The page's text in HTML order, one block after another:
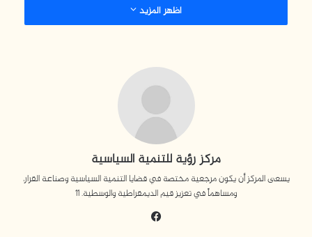
لمدينة غزة والغرفة التجارية لمدينة إسطنبول، وشارك في
نشط الحصري من خلال الغرفة التجارية في تقديم منح
دراسية داخلية وخارجية لطلبة الجامعات، كما ساهم خلال
جائحة كورونا في تزويد عدة مراكز للحجر الصحي بالمستلزمات
المطلوبة للمحجورين، كما أنَّه انخرط في المجال المؤسساتي؛
والرئيس الفخري لجمعية الشعراء والمثقفين العرب، وعضو
الجمعية العمومية لجمعية مرضى السرطان، ورئيس الشؤون
اظهر المزيد
مركز رؤية للتنمية السياسية
يسعى المركز أن يكون مرجعية مختصة في قضايا التنمية السياسية وصناعة القرار،
ومساهماً في تعزيز قيم الديمقراطية والوسطية. 11